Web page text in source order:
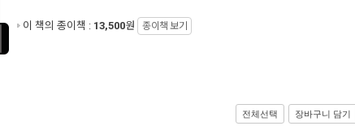
이 책의 종이책 : 13,500원 종이책 보기
전체선택 장바구니 담기